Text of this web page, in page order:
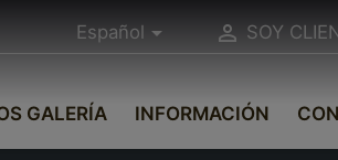
Español  SOY
GALERÍA INFORMACIÓN